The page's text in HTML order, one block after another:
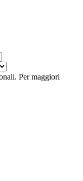
Per maggiori